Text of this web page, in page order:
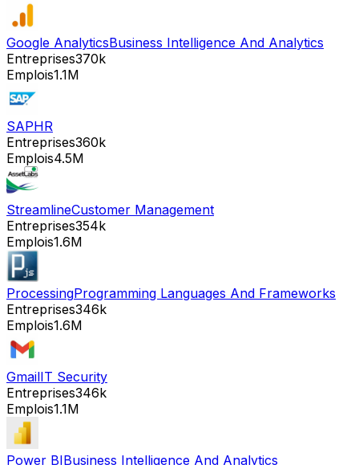
Google AnalyticsBusiness Intelligence And Analytics
Entreprises370k
Emplois1.1M
SAPHR
Entreprises360k
Emplois4.5M
StreamlineCustomer Management
Entreprises354k
Emplois1.6M
ProcessingProgramming Languages And Frameworks
Entreprises346k
Emplois1.6M
GmailIT Security
Entreprises346k
Emplois1.1M
Power BIBusiness Intelligence And Analytics